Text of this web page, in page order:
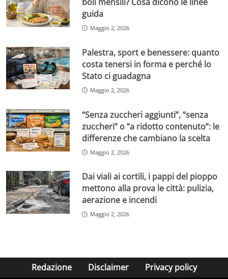
guida
Maggio 2, 2026
Palestra, sport e benessere: quanto
costa tenersi in forma e perché lo
Stato ci guadagna
Maggio 2, 2026
“Senza zuccheri aggiunti”, “senza
zuccheri” o “a ridotto contenuto”: le
differenze che cambiano la scelta
Maggio 2, 2026
Dai viali ai cortili, i pappi del pioppo
mettono alla prova le città: pulizia,
aerazione e incendi
Maggio 2, 2026
Redazione Disclaimer Privacy policy